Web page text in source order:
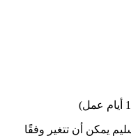
يمكن أن تتغير وفقًا